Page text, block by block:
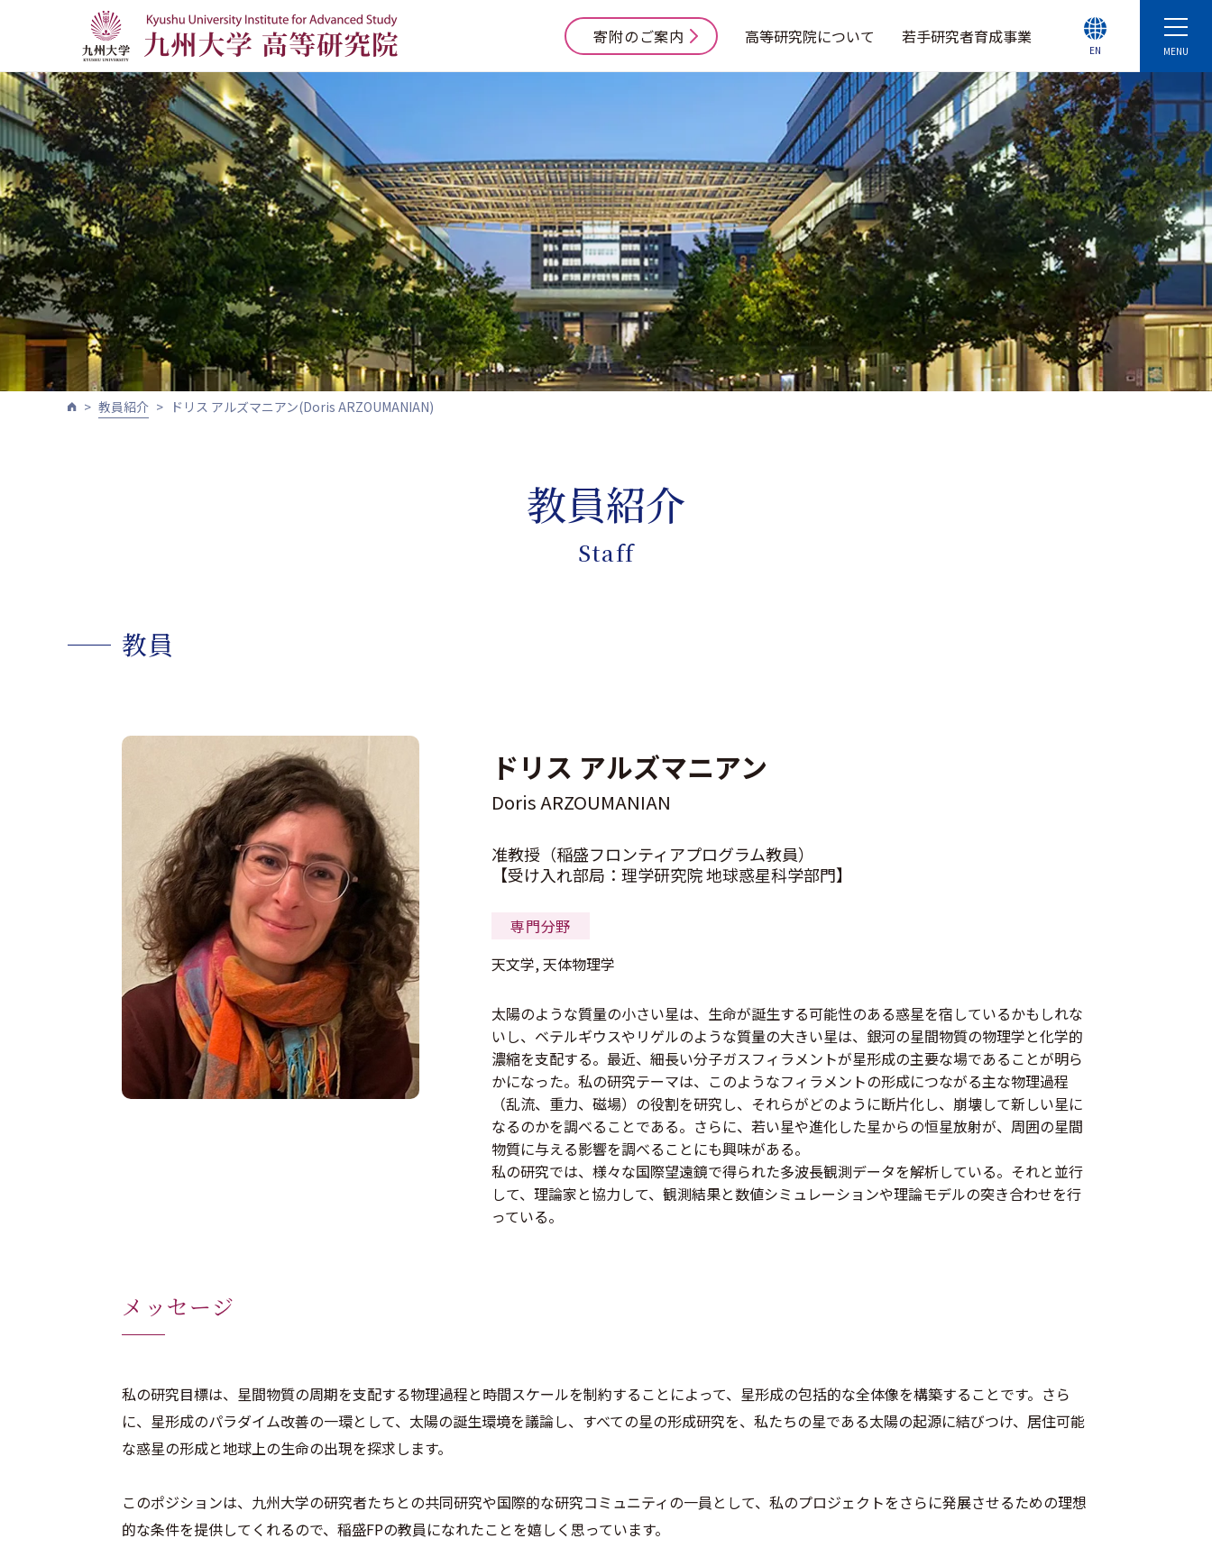
寄附のご案内 高等研究院について 若手研究者育成事業
MENU
EN
教員紹介 ドリス アルズマニアン(Doris ARZOUMANIAN)
教員紹介
Staff
教員
ドリス アルズマニアン
Doris ARZOUMANIAN
准教授（稲盛フロンティアプログラム教員）
【受け入れ部局：理学研究院 地球惑星科学部門】
専門分野
天文学, 天体物理学
太陽のような質量の小さい星は、生命が誕生する可能性のある惑星を宿しているかもしれな
いし、ベテルギウスやリゲルのような質量の大きい星は、銀河の星間物質の物理学と化学的
濃縮を支配する。最近、細長い分子ガスフィラメントが星形成の主要な場であることが明ら
かになった。私の研究テーマは、このようなフィラメントの形成につながる主な物理過程
（乱流、重力、磁場）の役割を研究し、それらがどのように断片化し、崩壊して新しい星に
なるのかを調べることである。さらに、若い星や進化した星からの恒星放射が、周囲の星間
物質に与える影響を調べることにも興味がある。
私の研究では、様々な国際望遠鏡で得られた多波長観測データを解析している。それと並行
して、理論家と協力して、観測結果と数値シミュレーションや理論モデルの突き合わせを行
っている。
メッセージ
私の研究目標は、星間物質の周期を支配する物理過程と時間スケールを制約することによって、星形成の包括的な全体像を構築することです。さら
に、星形成のパラダイム改善の一環として、太陽の誕生環境を議論し、すべての星の形成研究を、私たちの星である太陽の起源に結びつけ、居住可能
な惑星の形成と地球上の生命の出現を探求します。
このポジションは、九州大学の研究者たちとの共同研究や国際的な研究コミュニティの一員として、私のプロジェクトをさらに発展させるための理想
的な条件を提供してくれるので、稲盛FPの教員になれたことを嬉しく思っています。